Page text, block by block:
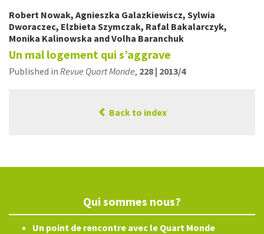
Robert Nowak, Agnieszka Galazkiewiscz, Sylwia
Dworaczec, Elzbieta Szymczak, Rafal Bakalarczyk,
Monika Kalinowska andVolha Baranchuk
Un mal logement qui s’aggrave
Published in Revue Quart Monde, 228 | 2013/4
Back to index
Qui sommes nous?
Un point de rencontre avec le Quart Monde